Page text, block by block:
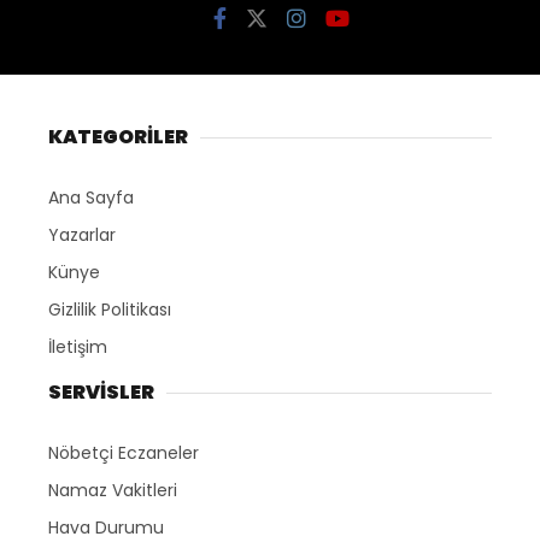
KATEGORİLER
Ana Sayfa
Yazarlar
Künye
Gizlilik Politikası
İletişim
SERVİSLER
Nöbetçi Eczaneler
Namaz Vakitleri
Hava Durumu